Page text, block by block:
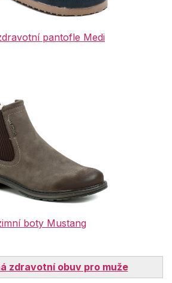
pantofle Medi
boty Mustang
zdravotní obuv pro muže